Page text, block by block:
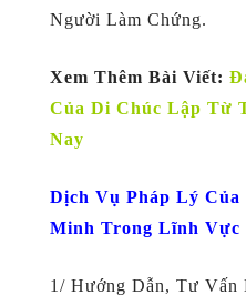
Người Làm Chứng.
Xem Thêm Bài Viết:
Của Di Chúc Lập Từ
Nay
Dịch Vụ Pháp Lý
Minh Trong Lĩnh Vực
1/ Hướng Dẫn, Tư Vấn